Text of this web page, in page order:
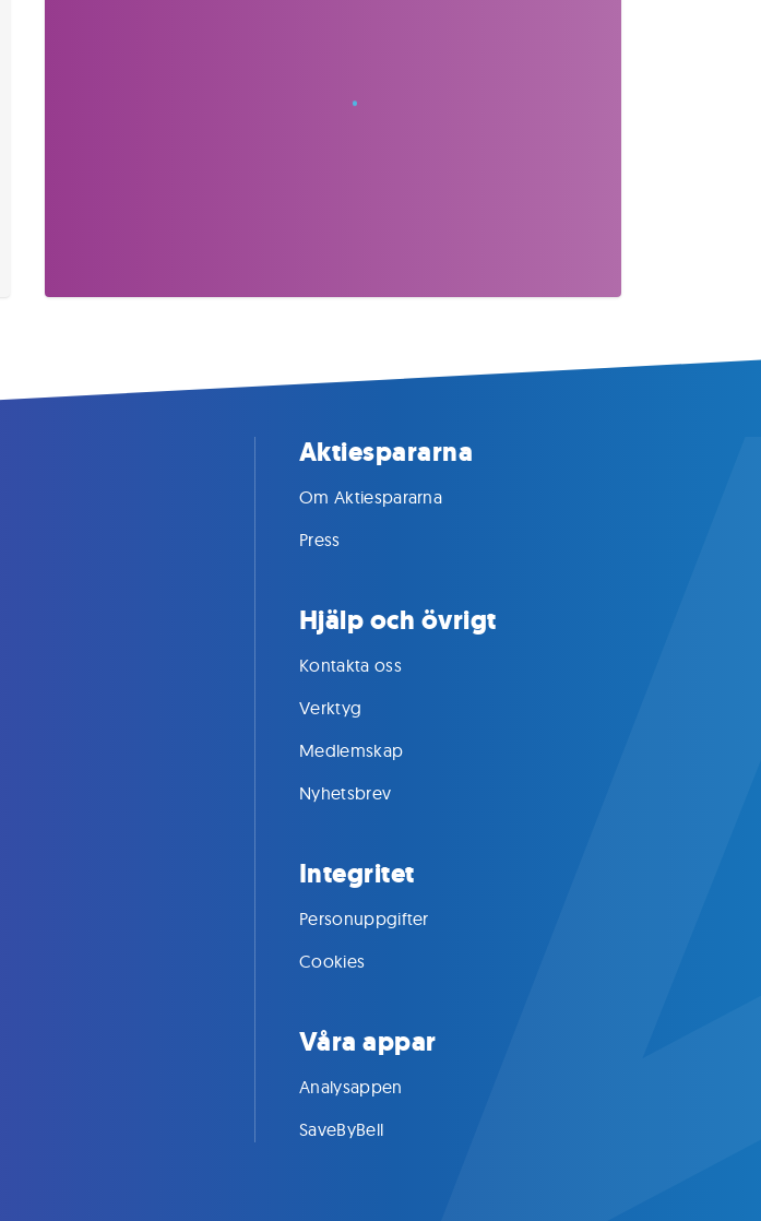
Aktiespararna
Om Aktiespararna
Press
Hjälp och övrigt
Kontakta oss
Verktyg
Medlemskap
Nyhetsbrev
Integritet
Personuppgifter
Cookies
Våra appar
Analysappen
SaveByBell